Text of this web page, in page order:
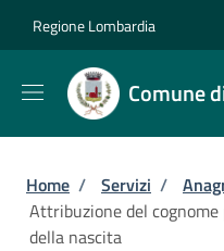
Regione Lombardia
Comune
Briciole di
Home / Servizi /
Attribuzione del
della nascita